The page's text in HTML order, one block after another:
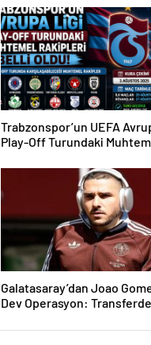
Trabzonspor’un UEFA
Play-Off Turundaki
Galatasaray’dan Joao
Dev Operasyon: Transferde